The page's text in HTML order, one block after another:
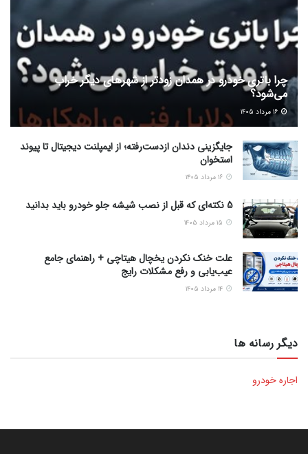
چرا باتری خودرو در همدان زودتر از شهرهای دیگر خراب
می‌شود؟
جایگزینی دندان ازدست‌رفته؛ از ایمپلنت دیجیتال تا پیوند
استخوان
5 نکته‌ای که قبل از نصب شیشه جلو خودرو باید بدانید
علت خنک نکردن یخچال هیتاچی + راهنمای جامع
عیب‌یابی و رفع مشکلات رایج
دیگر رسانه ها
اجاره خودرو